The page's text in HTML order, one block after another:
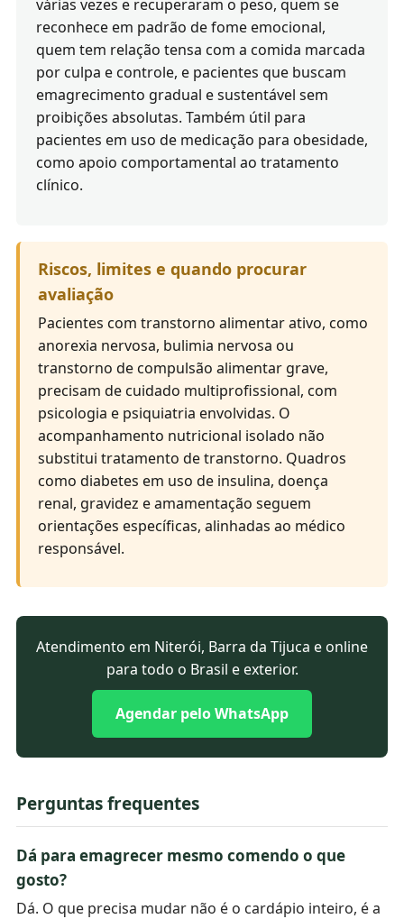
várias vezes e recuperaram o peso, quem se
reconhece em padrão de fome emocional,
quem tem relação tensa com a comida marcada
por culpa e controle, e pacientes que buscam
emagrecimento gradual e sustentável sem
proibições absolutas. Também útil para
pacientes em uso de medicação para obesidade,
como apoio comportamental ao tratamento
clínico.
Riscos, limites e quando procurar
avaliação
Pacientes com transtorno alimentar ativo, como
anorexia nervosa, bulimia nervosa ou
transtorno de compulsão alimentar grave,
precisam de cuidado multiprofissional, com
psicologia e psiquiatria envolvidas. O
acompanhamento nutricional isolado não
substitui tratamento de transtorno. Quadros
como diabetes em uso de insulina, doença
renal, gravidez e amamentação seguem
orientações específicas, alinhadas ao médico
responsável.
Atendimento em Niterói, Barra da Tijuca e online
para todo o Brasil e exterior.
Agendar pelo WhatsApp
Perguntas frequentes
Dá para emagrecer mesmo comendo o que
gosto?
Dá. O que precisa mudar não é o cardápio inteiro, é a